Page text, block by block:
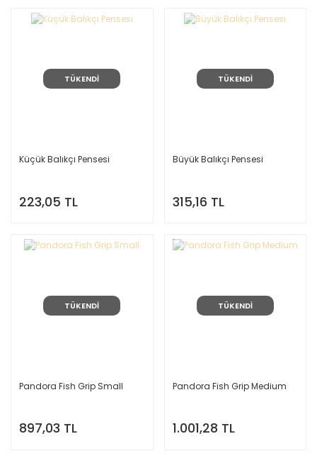
TÜKENDİ
Küçük Balıkçı Pensesi
223,05 TL
TÜKENDİ
Büyük Balıkçı Pensesi
315,16 TL
TÜKENDİ
Pandora Fish Grip Small
897,03 TL
TÜKENDİ
Pandora Fish Grip Medium
1.001,28 TL